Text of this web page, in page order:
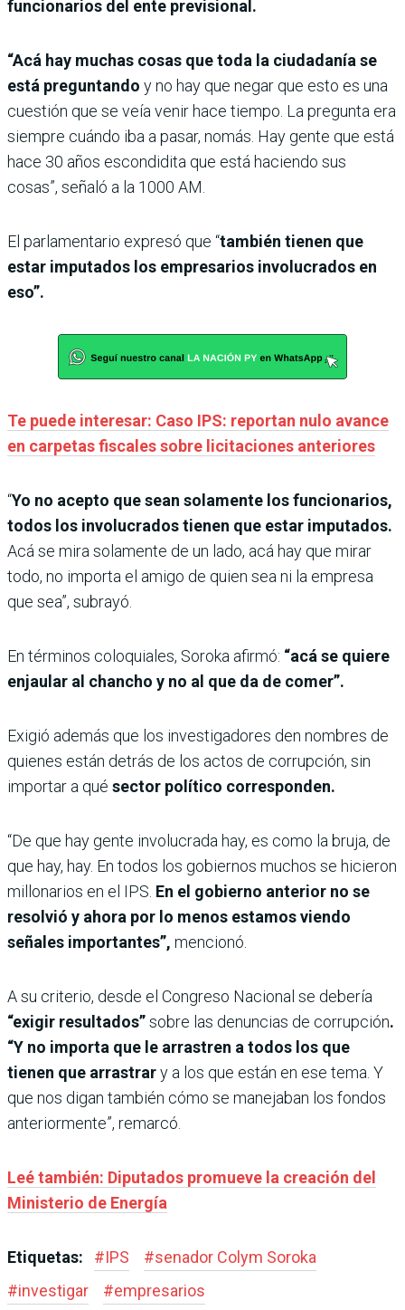
funcionarios del ente previsional.
“Acá hay muchas cosas que toda la ciudadanía se
está preguntando y no hay que negar que esto es una
cuestión que se veía venir hace tiempo. La pregunta era
siempre cuándo iba a pasar, nomás. Hay gente que está
hace 30 años escondidita que está haciendo sus
cosas”, señaló a la 1000 AM.
El parlamentario expresó que “también tienen que
estar imputados los empresarios involucrados en
eso”.
Te puede interesar: Caso IPS: reportan nulo avance
en carpetas fiscales sobre licitaciones anteriores
“Yo no acepto que sean solamente los funcionarios,
todos los involucrados tienen que estar imputados.
Acá se mira solamente de un lado, acá hay que mirar
todo, no importa el amigo de quien sea ni la empresa
que sea”, subrayó.
En términos coloquiales, Soroka afirmó: “acá se quiere
enjaular al chancho y no al que da de comer”.
Exigió además que los investigadores den nombres de
quienes están detrás de los actos de corrupción, sin
importar a qué sector político corresponden.
“De que hay gente involucrada hay, es como la bruja, de
que hay, hay. En todos los gobiernos muchos se hicieron
millonarios en el IPS. En el gobierno anterior no se
resolvió y ahora por lo menos estamos viendo
señales importantes”, mencionó.
A su criterio, desde el Congreso Nacional se debería
“exigir resultados”sobre las denuncias de corrupción.
“Y no importa que le arrastren a todos los que
tienen que arrastrary a los que están en ese tema. Y
que nos digan también cómo se manejaban los fondos
anteriormente”, remarcó.
Leé también: Diputados promueve la creación del
Ministerio de Energía
Etiquetas: #IPS #senador Colym Soroka
#investigar #empresarios